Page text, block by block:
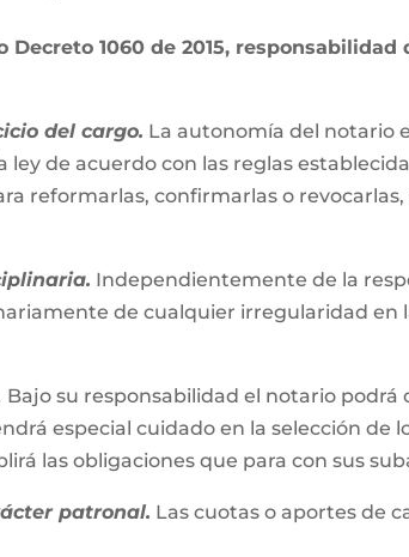
Decreto 1060 de 2015,
del cargo. La autonomía del notario
de acuerdo con las reglas
reformarlas, confirmarlas o
Independientemente de la
de cualquier irregularidad en
Bajo su responsabilidad el notario podrá
especial cuidado en la selección de
las obligaciones que para con sus
patronal. Las cuotas o aportes de